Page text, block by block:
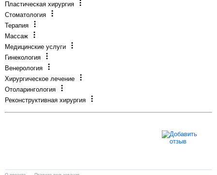
Пластическая хирургия
Стоматология
Терапия
Массаж
Медицинские услуги
Гинекология
Венерология
Хирургическое лечение
Отоларингология
Реконструктивная хирургия